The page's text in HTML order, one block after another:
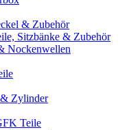
& Zubehör
Sitzbänke & Zubehör
Nockenwellen
Zylinder
Teile